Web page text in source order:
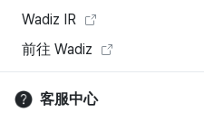
Wadiz IR
前往 Wadiz
客服中心